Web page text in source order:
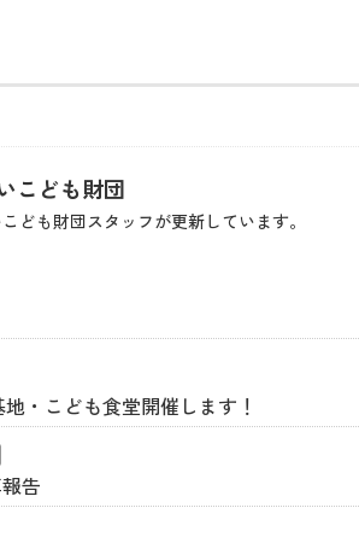
こども財団
ども財団スタッフが更新しています。
・こども食堂開催します！
告